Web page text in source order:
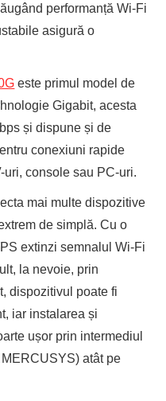
performanță Wi-Fi
asigură o
este primul model de
Gigabit, acesta
și dispune și de
conexiuni rapide
console sau PC-uri.
mai multe dispozitive
de simplă. Cu o
extinzi semnalul Wi-Fi
la nevoie, prin
dispozitivul poate fi
iar instalarea și
ușor prin intermediul
atât pe